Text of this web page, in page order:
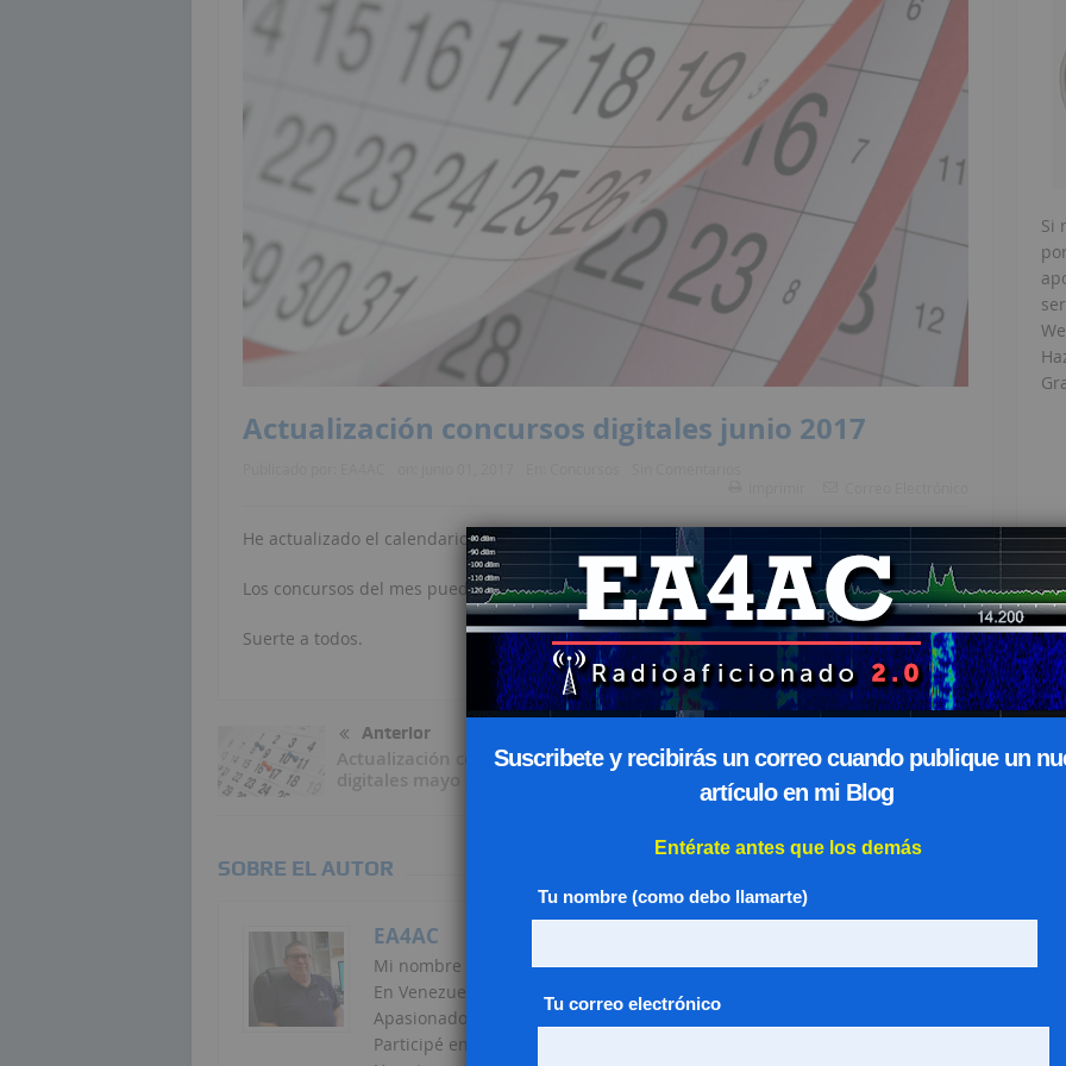
Actualización concursos digitales junio 2017
He actualizado el calendario de concursos digitales para este mes.
Los concursos del mes pueden verlos en estapágina .
Suerte a todos.
Anterior
Actualización concursos
digitales mayo 2017
Ham Radio Deluxe 6.4 – Error
conector ODBC
SOBRE EL AUTOR
EA4AC
Mi nombre es Cédric Puchalski, radioaficionado desde 1983 en Venezuela.
En Venezuela utilice los indicativos YV5JEA, 4M5J, YV1CP y YY1C.
Apasionado de los concursos y DXs. Activo en modos digitales desde 1985.
Participé en Venezuela en la instalación de los primeros nodos digitales.
Si
Suscribete y recibirás un correo cuando publique un
artículo en mi Blog
Entérate antes que los demás
Tu nombre (como debo llamarte)
Tu correo electrónico